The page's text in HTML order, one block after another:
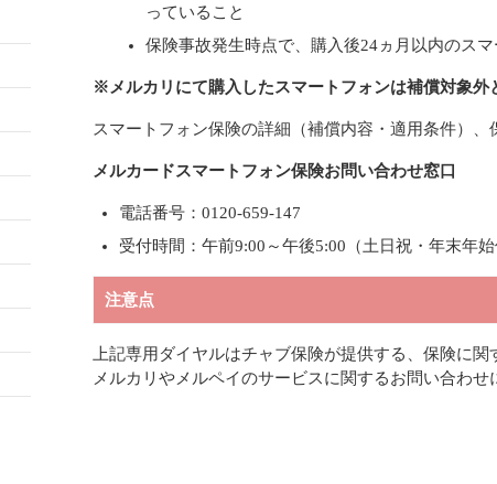
っていること
保険事故発生時点で、購入後24ヵ月以内のス
※メルカリにて購入したスマートフォンは補償対象外
スマートフォン保険の詳細（補償内容・適用条件）、
メルカードスマートフォン保険お問い合わせ窓口
電話番号：0120-659-147
受付時間：午前9:00～午後5:00（土日祝・年末年始
注意点
上記専用ダイヤルはチャブ保険が提供する、保険に関
メルカリやメルペイのサービスに関するお問い合わせ